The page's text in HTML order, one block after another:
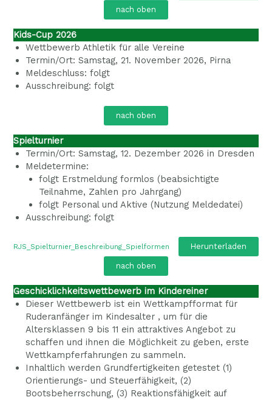
nach oben
Kids-Cup 2026
Wettbewerb Athletik für alle Vereine
Termin/Ort: Samstag, 21. November 2026, Pirna
Meldeschluss: folgt
Ausschreibung: folgt
nach oben
Spielturnier
Termin/Ort: Samstag, 12. Dezember 2026 in Dresden
Meldetermine:
folgt Erstmeldung formlos (beabsichtigte
Teilnahme, Zahlen pro Jahrgang)
folgt Personal und Aktive (Nutzung Meldedatei)
Ausschreibung: folgt
RJS_Spielturnier_Beschreibung_Spielformen Herunterladen
nach oben
Geschicklichkeitswettbewerb im Kindereiner
Dieser Wettbewerb ist ein Wettkampfformat für
Ruderanfänger im Kindesalter , um für die
Altersklassen 9 bis 11 ein attraktives Angebot zu
schaffen und ihnen die Möglichkeit zu geben, erste
Wettkampferfahrungen zu sammeln.
Inhaltlich werden Grundfertigkeiten getestet (1)
Orientierungs- und Steuerfähigkeit, (2)
Bootsbeherrschung, (3) Reaktionsfähigkeit auf